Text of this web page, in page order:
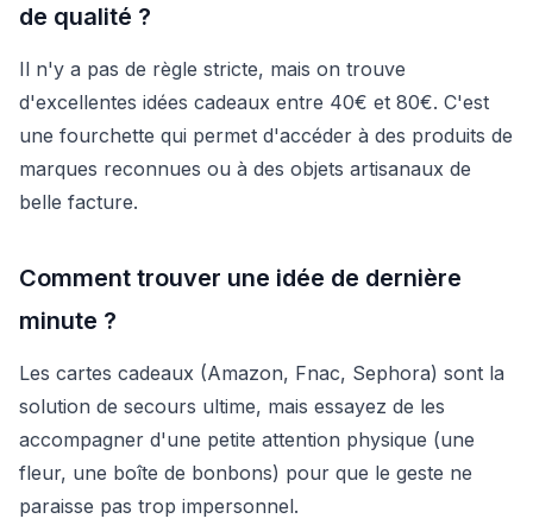
de qualité ?
Il n'y a pas de règle stricte, mais on trouve
d'excellentes idées cadeaux entre 40€ et 80€. C'est
une fourchette qui permet d'accéder à des produits de
marques reconnues ou à des objets artisanaux de
belle facture.
Comment trouver une idée de dernière
minute ?
Les cartes cadeaux (Amazon, Fnac, Sephora) sont la
solution de secours ultime, mais essayez de les
accompagner d'une petite attention physique (une
fleur, une boîte de bonbons) pour que le geste ne
paraisse pas trop impersonnel.